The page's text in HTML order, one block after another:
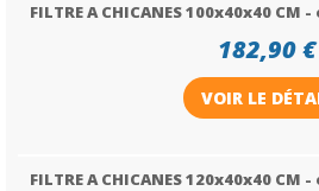
FILTRE A CHICANES 100x40x40 CM
182,90 €
VOIR LE
FILTRE A CHICANES 120x40x40 CM